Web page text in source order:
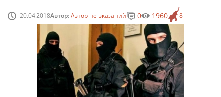
20.04.2018Автор:Автор не вказаний 8
0 1960